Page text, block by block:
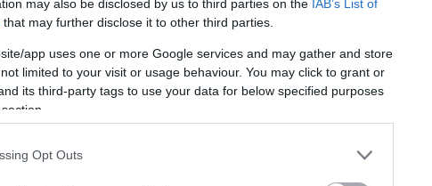
may also be disclosed by us to third parties on the IAB’s List of
that may further disclose it to other third parties.
app uses one or more Google services and may gather and store
limited to your visit or usage behaviour. You may click to grant or
its third-party tags to use your data for below specified purposes
Opt Outs
működését!